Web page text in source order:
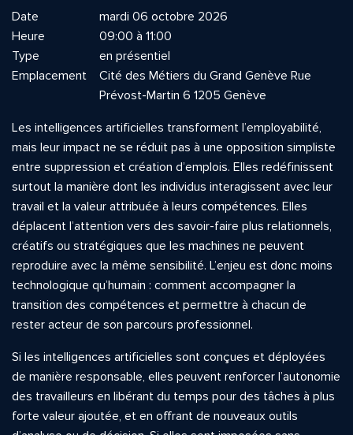
Date
mardi 06 octobre 2026
Heure
09:00 à 11:00
Type
en présentiel
Emplacement
Cité des Métiers du Grand Genève Rue
Prévost-Martin 6 1205 Genève
Les intelligences artificielles transforment l’employabilité,
mais leur impact ne se réduit pas à une opposition simpliste
entre suppression et création d’emplois. Elles redéfinissent
surtout la manière dont les individus interagissent avec leur
travail et la valeur attribuée à leurs compétences. Elles
déplacent l’attention vers des savoir-faire plus relationnels,
créatifs ou stratégiques que les machines ne peuvent
reproduire avec la même sensibilité. L’enjeu est donc moins
technologique qu’humain : comment accompagner la
transition des compétences et permettre à chacun de
rester acteur de son parcours professionnel.
Si les intelligences artificielles sont conçues et déployées
de manière responsable, elles peuvent renforcer l’autonomie
des travailleurs en libérant du temps pour des tâches à plus
forte valeur ajoutée, et en offrant de nouveaux outils